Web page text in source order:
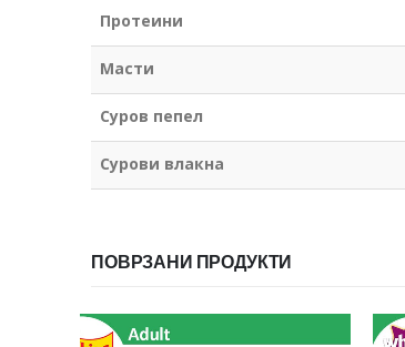
Протеини
Масти
Суров пепел
Сурови влакна
ПОВРЗАНИ ПРОДУКТИ